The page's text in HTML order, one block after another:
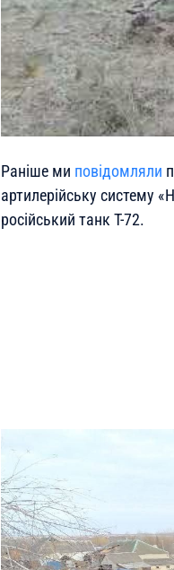
Раніше ми повідомляли
артилерійську систему
російський танк Т-72.